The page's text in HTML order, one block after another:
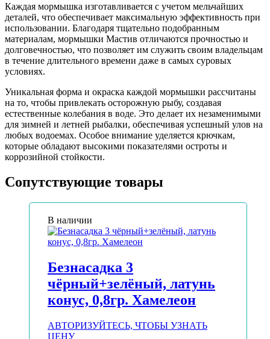
Каждая мормышка изготавливается с учетом мельчайших
деталей, что обеспечивает максимальную эффективность при
использовании. Благодаря тщательно подобранным
материалам, мормышки Мастив отличаются прочностью и
долговечностью, что позволяет им служить своим владельцам
в течение длительного времени даже в самых суровых
условиях.
Уникальная форма и окраска каждой мормышки рассчитаны
на то, чтобы привлекать осторожную рыбу, создавая
естественные колебания в воде. Это делает их незаменимыми
для зимней и летней рыбалки, обеспечивая успешный улов на
любых водоемах. Особое внимание уделяется крючкам,
которые обладают высокими показателями остроты и
коррозийной стойкости.
Сопутствующие товары
В наличии
Безнасадка 3
чёрный+зелёный, латунь
конус, 0,8гр. Хамелеон
АВТОРИЗУЙТЕСЬ, ЧТОБЫ УЗНАТЬ
ЦЕНУ